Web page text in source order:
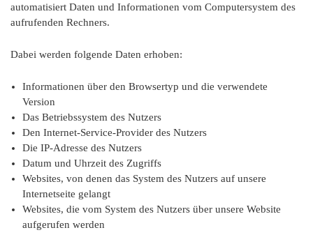
automatisiert Daten und Informationen vom Computersystem des
aufrufenden Rechners.
Dabei werden folgende Daten erhoben:
Informationen über den Browsertyp und die verwendete
Version
Das Betriebssystem des Nutzers
Den Internet-Service-Provider des Nutzers
Die IP-Adresse des Nutzers
Datum und Uhrzeit des Zugriffs
Websites, von denen das System des Nutzers auf unsere
Internetseite gelangt
Websites, die vom System des Nutzers über unsere Website
aufgerufen werden